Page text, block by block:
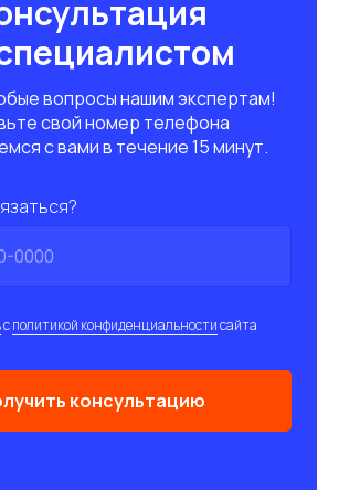
вопросы нашим экспертам!
свой номер телефона
с вами в течение 15 минут.
сполитикой конфиденциальностисайта
консультацию